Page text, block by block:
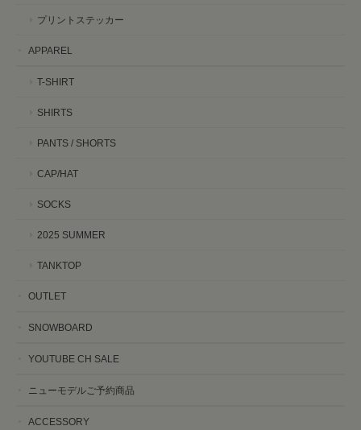
プリントステッカー
APPAREL
T-SHIRT
SHIRTS
PANTS / SHORTS
CAP/HAT
SOCKS
2025 SUMMER
TANKTOP
OUTLET
SNOWBOARD
YOUTUBE CH SALE
ニューモデルご予約商品
ACCESSORY